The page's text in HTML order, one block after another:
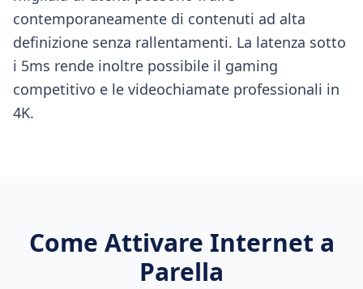
contemporaneamente di contenuti ad alta
definizione senza rallentamenti. La latenza sotto
i 5ms rende inoltre possibile il gaming
competitivo e le videochiamate professionali in
4K.
Come Attivare Internet a
Parella